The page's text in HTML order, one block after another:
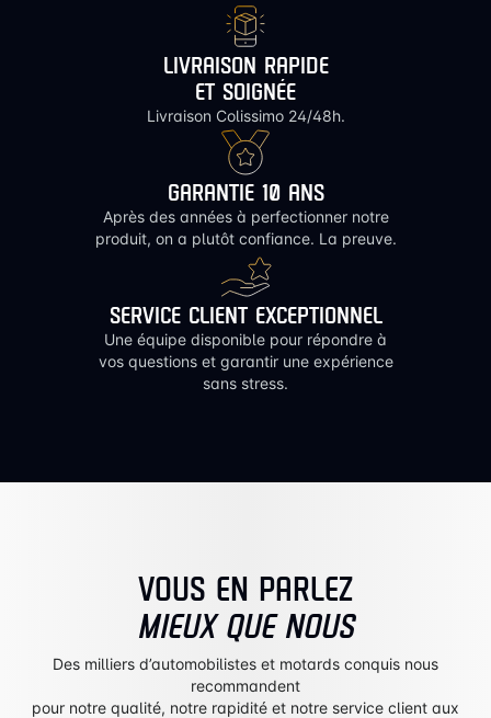
LIVRAISON RAPIDE
ET SOIGNÉE
Livraison Colissimo 24/48h.
GARANTIE 10 ANS
Après des années à perfectionner notre
produit, on a plutôt confiance. La preuve.
SERVICE CLIENT EXCEPTIONNEL
Une équipe disponible pour répondre à
vos questions et garantir une expérience
sans stress.
VOUS EN PARLEZ
MIEUX QUE NOUS
Des milliers d’automobilistes et motards conquis nous
recommandent
pour notre qualité, notre rapidité et notre service client aux